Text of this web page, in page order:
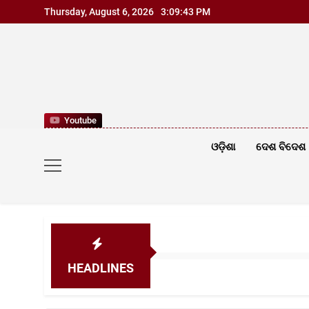
to
Thursday, August 6, 2026 3:09:44 PM
Youtube
ଓଡ଼ିଶା ଦେଶ ବିଦେଶ
HEADLINES